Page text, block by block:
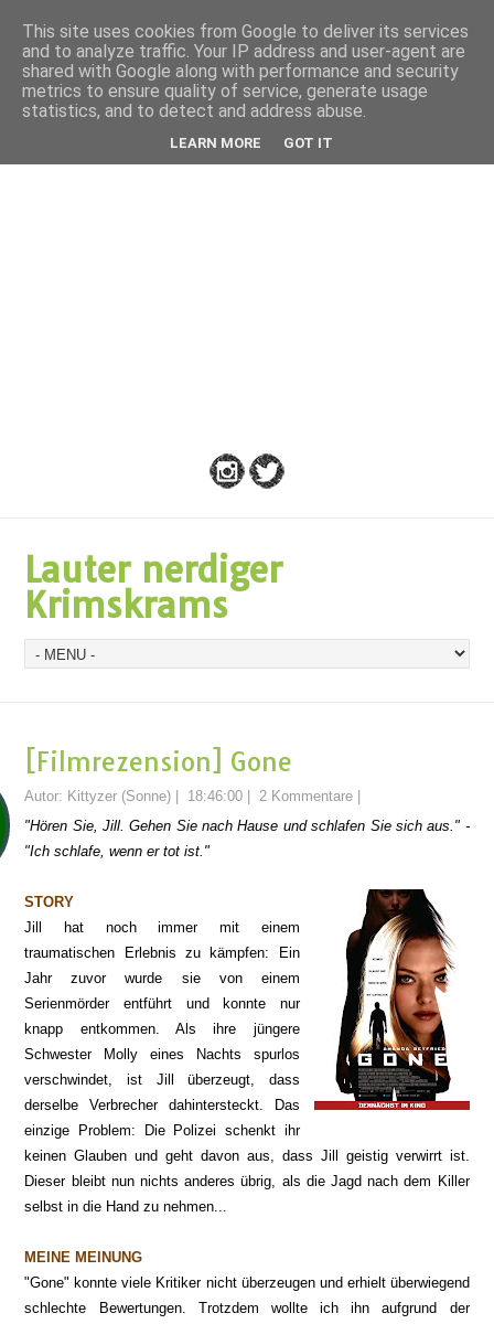
Back
Down
Lauter nerdiger
Krimskrams
[Filmrezension] Gone
Autor: Kittyzer (Sonne) 18:46:00 |2 Kommentare
"Hören Sie, Jill. Gehen Sie nach Hause und schlafen Sie sich aus." -
"Ich schlafe, wenn er tot ist."
STORY
Jill hat noch immer mit einem
traumatischen Erlebnis zu kämpfen: Ein
Jahr zuvor wurde sie von einem
Serienmörder entführt und konnte nur
knapp entkommen. Als ihre jüngere
Schwester Molly eines Nachts spurlos
verschwindet, ist Jill überzeugt, dass
derselbe Verbrecher dahintersteckt. Das
einzige Problem: Die Polizei schenkt ihr
keinen Glauben und geht davon aus, dass Jill geistig verwirrt ist.
Dieser bleibt nun nichts anderes übrig, als die Jagd nach dem Killer
selbst in die Hand zu nehmen...
MEINE MEINUNG
"Gone" konnte viele Kritiker nicht überzeugen und erhielt überwiegend
schlechte Bewertungen. Trotzdem wollte ich ihn aufgrund der
This site uses cookies from Google to deliver its services
and to analyze traffic. Your IP address and user-agent are
shared with Google along with performance and security
metrics to ensure quality of service, generate usage
statistics, and to detect and address abuse.
LEARN MORE GOT IT